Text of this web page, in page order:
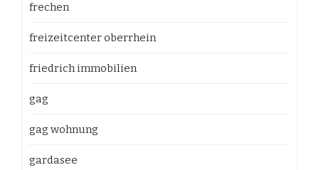
frechen
freizeitcenter oberrhein
friedrich immobilien
gag
gag wohnung
gardasee